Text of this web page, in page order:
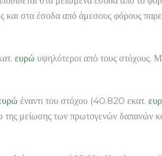
στα έσοδα από άμεσους φόρους
ευρώ υψηλότεροι από τους στόχους.
έναντι του στόχου (40.820 εκατ.
της μείωσης των πρωτογενών δαπανών